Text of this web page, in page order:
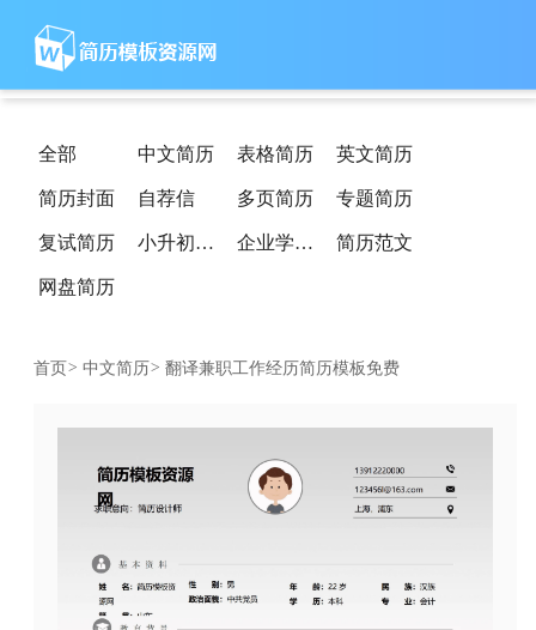
全部 中文简历 表格简历 英文简历
简历封面 自荐信 多页简历 专题简历
复试简历 小升初简历 企业学校简历 简历范文
网盘简历
首页 > 中文简历> 翻译兼职工作经历简历模板免费